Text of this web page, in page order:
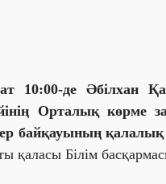
де Әбілхан
Орталық көрме
байқауының қалалық
қаласы Білім